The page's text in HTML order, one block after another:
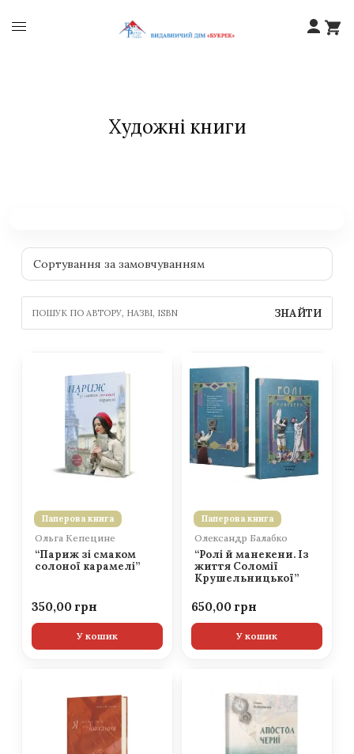
Художні книги
ЗНАЙТИ
Паперова книга
Ольга Кепецине
“Париж зі смаком
солоної карамелі”
350,00
У кошик
Паперова книга
Олександр Балабко
“Ролі й манекени. Із
життя Соломії
Крушельницької”
650,00
У кошик